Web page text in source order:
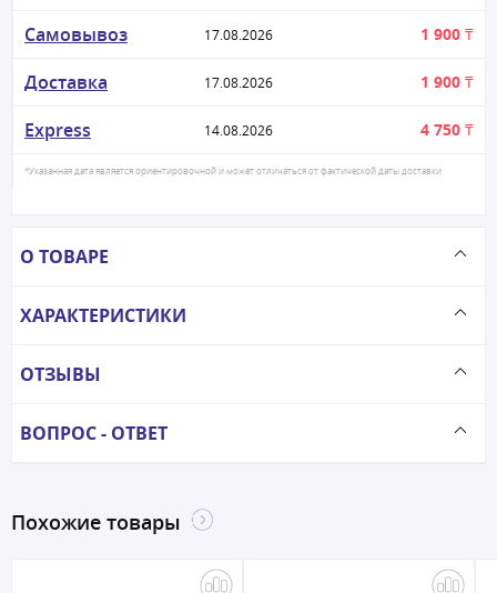
Самовывоз 17.08.2026 1 900 ₸
Доставка 17.08.2026 1 900 ₸
Express 14.08.2026 4 750 ₸
*Указанная дата является ориентировочной и может отличаться от фактической даты доставки
О ТОВАРЕ
ХАРАКТЕРИСТИКИ
ОТЗЫВЫ
ВОПРОС - ОТВЕТ
Похожие товары